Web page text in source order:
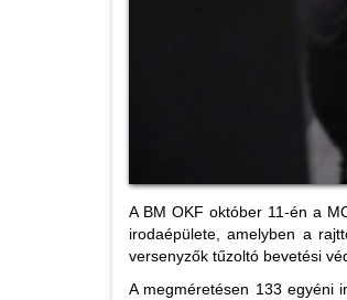
A BM OKF október 11-én a
irodaépülete, amelyben a
versenyzők tűzoltó bevetési
A megméretésen 133 egyéni